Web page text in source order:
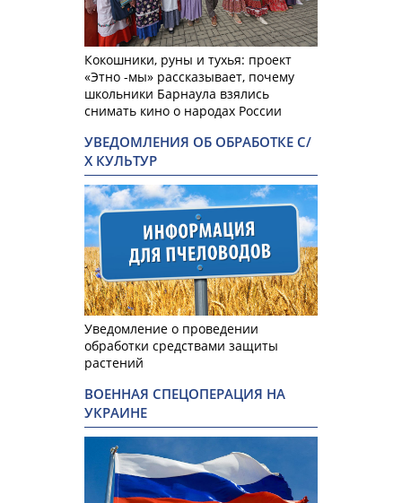
Кокошники, руны и тухья: проект
«Этно -мы» рассказывает, почему
школьники Барнаула взялись
снимать кино о народах России
УВЕДОМЛЕНИЯ ОБ ОБРАБОТКЕ С/
Х КУЛЬТУР
Уведомление о проведении
обработки средствами защиты
растений
ВОЕННАЯ СПЕЦОПЕРАЦИЯ НА
УКРАИНЕ